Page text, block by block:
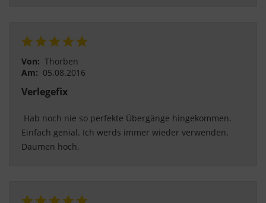
Von: Thorben
Am: 05.08.2016
Verlegefix
Einfach genial. Ich werds immer wieder verwenden.
Daumen hoch.
im Fußbereich der Seite finden. Ergänzende
Informationen finden Sie in unseren
Datenschutzbestimmungen.
Wir nutzen Google Analytics, um eine
Auswertung der Website zu erhalten, um die
Website und das Nutzererlebnis zu verbessern.
Dabei wird das Nutzerverhalten an Google LLC